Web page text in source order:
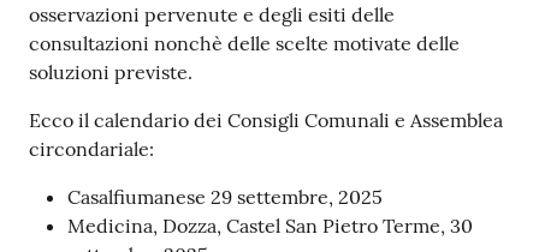
osservazioni pervenute e degli esiti delle
consultazioni nonchè delle scelte motivate delle
soluzioni previste.
Ecco il calendario dei Consigli Comunali e Assemblea
circondariale:
Casalfiumanese 29 settembre, 2025
Medicina, Dozza, Castel San Pietro Terme, 30